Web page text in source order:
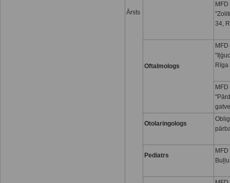
Ārsts
34,
Oftalmologs
Rīga
Otolaringologs
Pediatrs